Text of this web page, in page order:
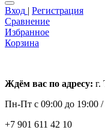
Вход | Регистрация
Сравнение
Избранное
Корзина
Ждём вас по адресу: г.
Пн-Пт с 09:00 до 19:00 /
+7 901 611 42 10